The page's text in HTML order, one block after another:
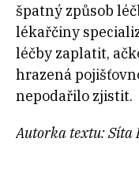
špatný způsob
lékařčiny
léčby zaplatit,
hrazená
nepodařilo zjistit.
Autorka textu: Síta